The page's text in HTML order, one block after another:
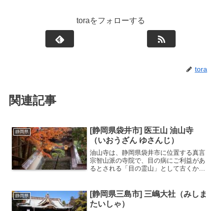
toraをフォローする
tora
関連記事
静岡県
[静岡県袋井市] 医王山 油山寺
（いおうざん ゆさんじ）
油山寺は、静岡県袋井市に位置する真言
宗智山派の寺院で、目の病にご利益があ
るとされる「目の霊山」として古くから
古いです。境内には、国の重要文化財に
指定されている三重塔や、...
静岡県
[静岡県三島市] 三嶋大社（みしま
たいしゃ）